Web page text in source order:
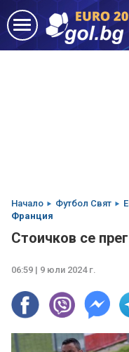
Начало Футбол Свят
Франция
Стоичков се
06:59 | 9 юли 2024 г.